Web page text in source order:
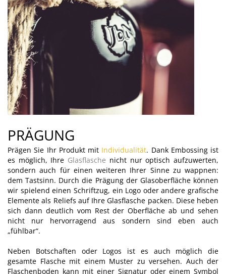
PRÄGUNG
Prägen Sie Ihr Produkt mit Individualität. Dank Embossing ist
es möglich, Ihre Glasflasche nicht nur optisch aufzuwerten,
sondern auch für einen weiteren Ihrer Sinne zu wappnen:
dem Tastsinn. Durch die Prägung der Glasoberfläche können
wir spielend einen Schriftzug, ein Logo oder andere grafische
Elemente als Reliefs auf Ihre Glasflasche packen. Diese heben
sich dann deutlich vom Rest der Oberfläche ab und sehen
nicht nur hervorragend aus sondern sind eben auch
„fühlbar“.
Neben Botschaften oder Logos ist es auch möglich die
gesamte Flasche mit einem Muster zu versehen. Auch der
Flaschenboden kann mit einer Signatur oder einem Symbol